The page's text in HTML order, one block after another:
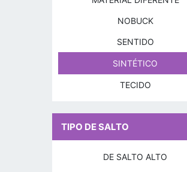
NOBUCK
SENTIDO
SINTÉTICO
TECIDO
TIPO DE SALTO
DE SALTO ALTO